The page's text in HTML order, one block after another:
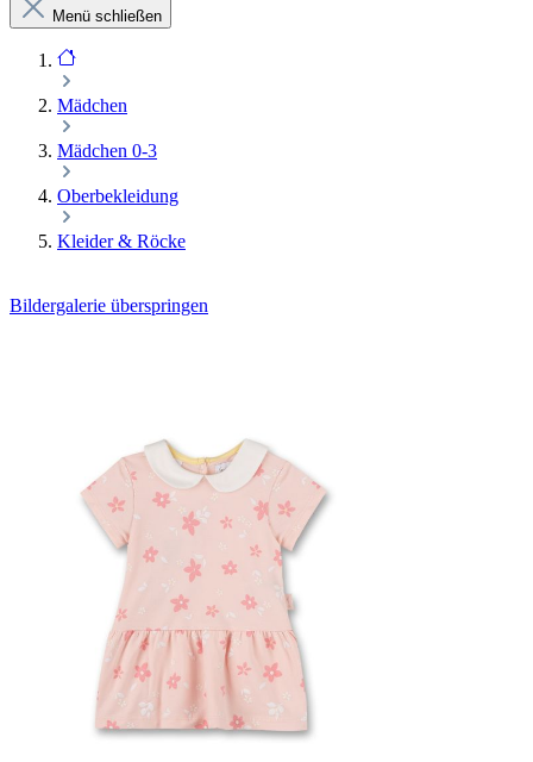
Menü schließen
Mädchen
Mädchen 0-3
Oberbekleidung
Kleider & Röcke
Bildergalerie überspringen